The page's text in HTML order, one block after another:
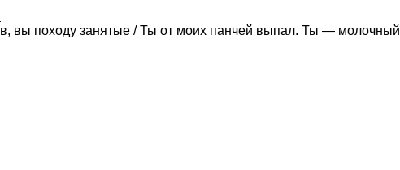
вы походу занятые / Ты от моих панчей выпал. Ты —